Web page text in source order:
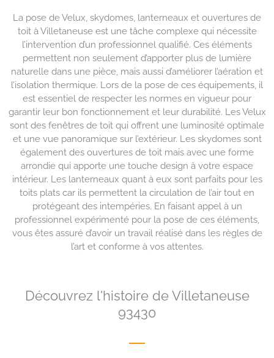
La pose de Velux, skydomes, lanterneaux et ouvertures de
toit à Villetaneuse est une tâche complexe qui nécessite
l’intervention d’un professionnel qualifié. Ces éléments
permettent non seulement d’apporter plus de lumière
naturelle dans une pièce, mais aussi d’améliorer l’aération et
l’isolation thermique. Lors de la pose de ces équipements, il
est essentiel de respecter les normes en vigueur pour
garantir leur bon fonctionnement et leur durabilité. Les Velux
sont des fenêtres de toit qui offrent une luminosité optimale
et une vue panoramique sur l’extérieur. Les skydomes sont
également des ouvertures de toit mais avec une forme
arrondie qui apporte une touche design à votre espace
intérieur. Les lanterneaux quant à eux sont parfaits pour les
toits plats car ils permettent la circulation de l’air tout en
protégeant des intempéries. En faisant appel à un
professionnel expérimenté pour la pose de ces éléments,
vous êtes assuré d’avoir un travail réalisé dans les règles de
l’art et conforme à vos attentes.
Découvrez l'histoire de Villetaneuse
93430